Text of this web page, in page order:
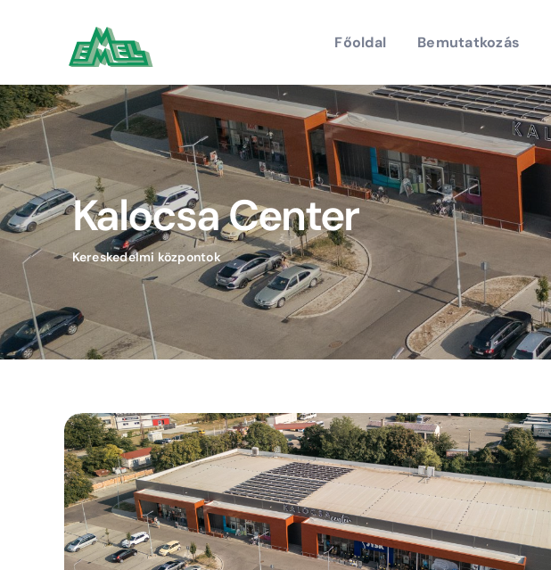
Főoldal Bemutatkozás
Kalocsa Center
Kereskedelmi központok